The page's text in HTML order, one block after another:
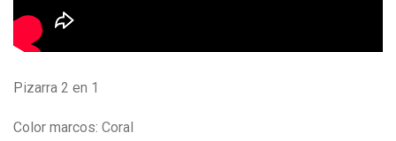
Pizarra 2 en 1
Color marcos: Coral